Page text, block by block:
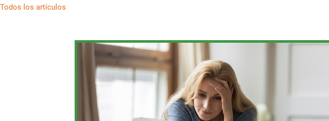
Todos los artículos